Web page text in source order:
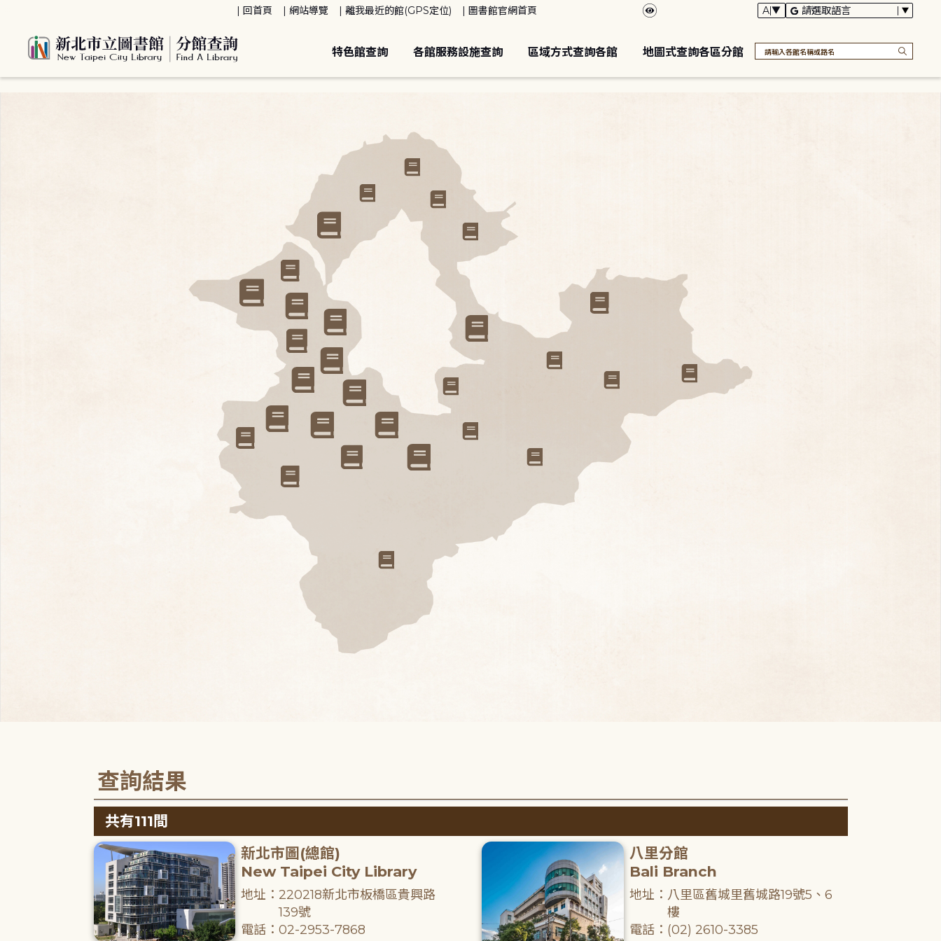
回首頁 網站導覽 離我最近的館(GPS定位) 圖書館官網首頁
特色館查詢 各館服務設施查詢 區域方式查詢各館 地圖式查詢各區分館
查詢結果
共有111間
新北市圖(總館)
New Taipei City Library
地址：220218新北市板橋區貴興路
139號
電話：02-2953-7868
八里分館
Bali Branch
地址：八里區舊城里舊城路19號5、6
樓
電話：(02) 2610-3385